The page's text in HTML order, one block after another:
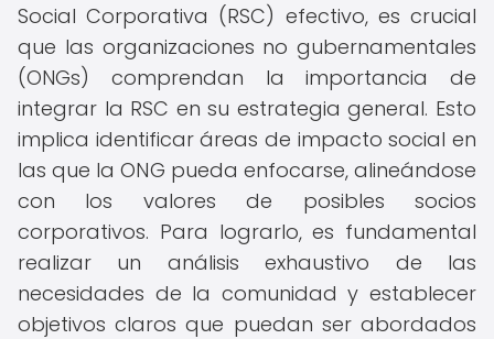
Social Corporativa (RSC) efectivo, es crucial
que las organizaciones no gubernamentales
(ONGs) comprendan la importancia de
integrar la RSC en su estrategia general. Esto
implica identificar áreas de impacto social en
las que la ONG pueda enfocarse, alineándose
con los valores de posibles socios
corporativos. Para lograrlo, es fundamental
realizar un análisis exhaustivo de las
necesidades de la comunidad y establecer
objetivos claros que puedan ser abordados